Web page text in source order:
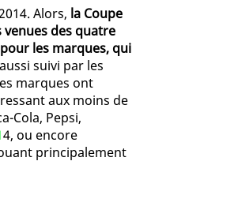
Alors, la Coupe
des quatre
les marques, qui
suivi par les
marques ont
aux moins de
Cola, Pepsi,
4, ou encore
principalement